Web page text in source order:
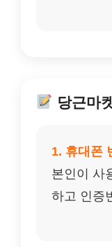
당근마
1. 휴대폰
본인이 사
하고 인증